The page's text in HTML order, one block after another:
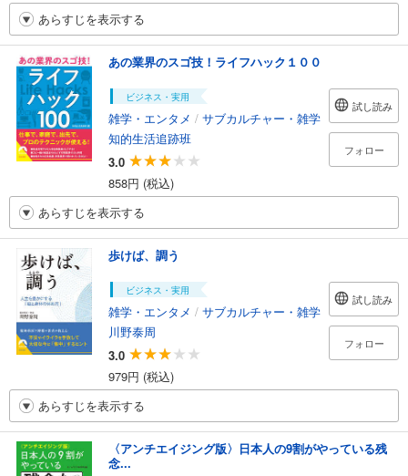
あらすじを表示する
あの業界のスゴ技！ライフハック１００
ビジネス・実用
雑学・エンタメ / サブカルチャー・雑学
知的生活追跡班
3.0
858円 (税込)
試し読み
フォロー
あらすじを表示する
歩けば、調う
ビジネス・実用
雑学・エンタメ / サブカルチャー・雑学
川野泰周
3.0
979円 (税込)
試し読み
フォロー
あらすじを表示する
〈アンチエイジング版〉日本人の9割がやっている残
念...